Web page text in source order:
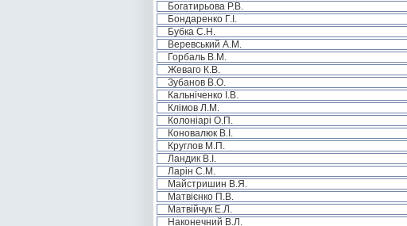
Богатирьова Р.В.
Бондаренко Г.І.
Бубка С.Н.
Веревський А.М.
Горбаль В.М.
Жеваго К.В.
Зубанов В.О.
Кальніченко І.В.
Клімов Л.М.
Колоніарі О.П.
Коновалюк В.І.
Круглов М.П.
Ландик В.І.
Ларін С.М.
Майстришин В.Я.
Матвієнко П.В.
Матвійчук Е.Л.
Наконечний В.Л.